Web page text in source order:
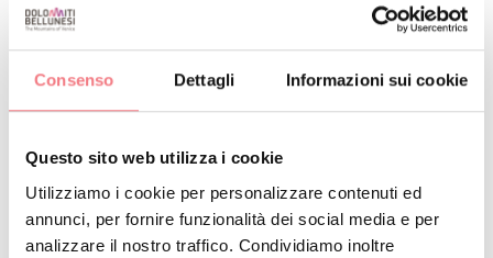
Consenso Dettagli Informazioni sui cookie
Questo sito web utilizza i cookie
Utilizziamo i cookie per personalizzare contenuti ed
annunci, per fornire funzionalità dei social media e per
analizzare il nostro traffico. Condividiamo inoltre
ampliandone la spazialità. Interessanti i due camini
monumentali. Dell’edificio preesistente rimane
l’impianto della grande cantina. A ponente si trovano le
scuderie, attualmente utilizzate come abitazione del
nel 2014, con l’ affresco “Madonna con Bambino” di
Giovanni De Min. La caratteristica decorazione a stucchi